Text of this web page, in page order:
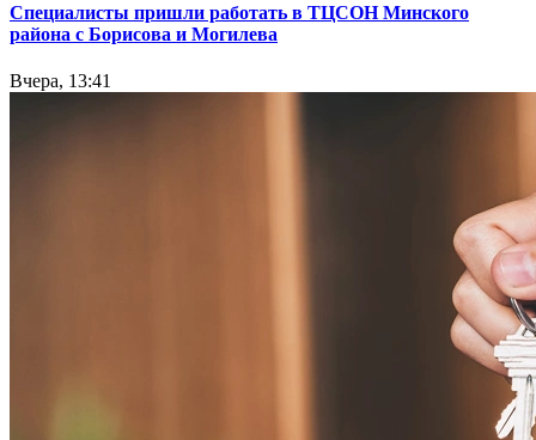
Специалисты пришли работать в ТЦСОН Минского
района с Борисова и Могилева
Вчера, 13:41